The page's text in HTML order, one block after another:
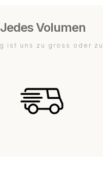
Jedes Volumen
ist uns zu gross oder zu